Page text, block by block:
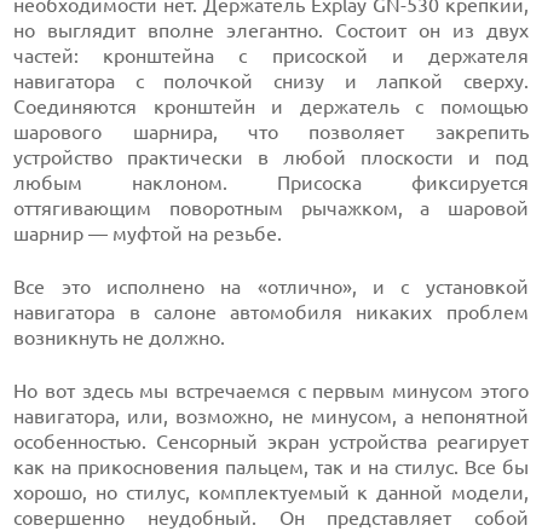
необходимости нет. Держатель Explay GN-530 крепкий,
но выглядит вполне элегантно. Состоит он из двух
частей: кронштейна с присоской и держателя
навигатора с полочкой снизу и лапкой сверху.
Соединяются кронштейн и держатель с помощью
шарового шарнира, что позволяет закрепить
устройство практически в любой плоскости и под
любым наклоном. Присоска фиксируется
оттягивающим поворотным рычажком, а шаровой
шарнир — муфтой на резьбе.
Все это исполнено на «отлично», и с установкой
навигатора в салоне автомобиля никаких проблем
возникнуть не должно.
Но вот здесь мы встречаемся с первым минусом этого
навигатора, или, возможно, не минусом, а непонятной
особенностью. Сенсорный экран устройства реагирует
как на прикосновения пальцем, так и на стилус. Все бы
хорошо, но стилус, комплектуемый к данной модели,
совершенно неудобный. Он представляет собой